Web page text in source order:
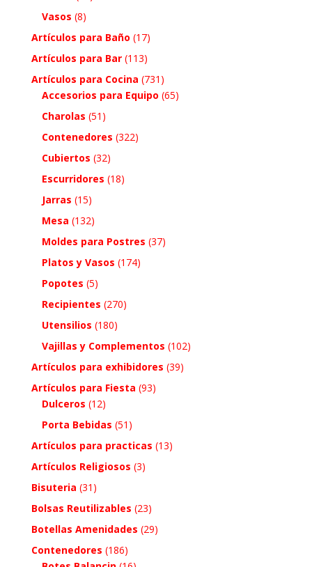
Vasos (8)
Artículos para Baño (17)
Artículos para Bar (113)
Artículos para Cocina (731)
Accesorios para Equipo (65)
Charolas (51)
Contenedores (322)
Cubiertos (32)
Escurridores (18)
Jarras (15)
Mesa (132)
Moldes para Postres (37)
Platos y Vasos (174)
Popotes (5)
Recipientes (270)
Utensilios (180)
Vajillas y Complementos (102)
Artículos para exhibidores (39)
Artículos para Fiesta (93)
Dulceros (12)
Porta Bebidas (51)
Artículos para practicas (13)
Artículos Religiosos (3)
Bisuteria (31)
Bolsas Reutilizables (23)
Botellas Amenidades (29)
Contenedores (186)